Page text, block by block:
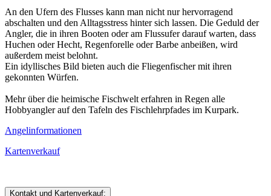
An den Ufern des Flusses kann man nicht nur hervorragend
abschalten und den Alltagsstress hinter sich lassen. Die Geduld der
Angler, die in ihren Booten oder am Flussufer darauf warten, dass
Huchen oder Hecht, Regenforelle oder Barbe anbeißen, wird
außerdem meist belohnt.
Ein idyllisches Bild bieten auch die Fliegenfischer mit ihren
gekonnten Würfen.
Mehr über die heimische Fischwelt erfahren in Regen alle
Hobbyangler auf den Tafeln des Fischlehrpfades im Kurpark.
Angelinformationen
Kartenverkauf
Kontakt und Kartenverkauf: